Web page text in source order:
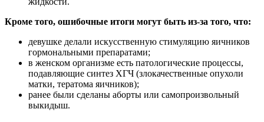
Кроме того, ошибочные итоги могут быть из-за того, что:
девушке делали искусственную стимуляцию яичников
гормональными препаратами;
в женском организме есть патологические процессы,
подавляющие синтез ХГЧ (злокачественные опухоли
матки, тератома яичников);
ранее были сделаны аборты или самопроизвольный
выкидыш.